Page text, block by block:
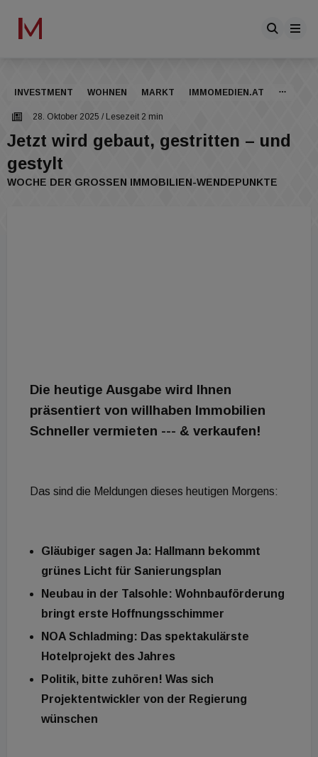
INVESTMENT WOHNEN MARKT IMMOMEDIEN.AT
28. Oktober 2025 / Lesezeit 2 min
Jetzt wird gebaut, gestritten – und
gestylt
WOCHE DER GROSSEN IMMOBILIEN-WENDEPUNKTE
Die heutige Ausgabe wird Ihnen
präsentiert von willhaben Immobilien
Schneller vermieten --- & verkaufen!
Das sind die Meldungen dieses heutigen Morgens:
Gläubiger sagen Ja: Hallmann bekommt
grünes Licht für Sanierungsplan
Neubau in der Talsohle: Wohnbauförderung
bringt erste Hoffnungsschimmer
NOA Schladming: Das spektakulärste
Hotelprojekt des Jahres
Politik, bitte zuhören! Was sich
Projektentwickler von der Regierung
wünschen